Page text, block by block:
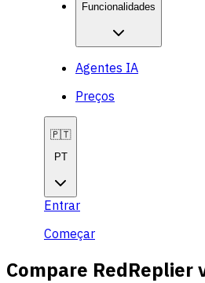
Funcionalidades
Agentes IA
Preços
🇵🇹
PT
Entrar
Começar
Compare RedReplier